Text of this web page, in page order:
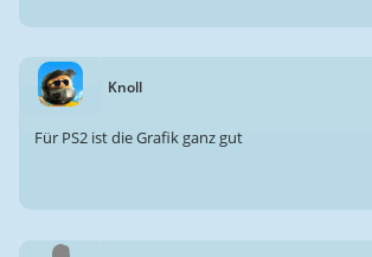
Knoll
Für PS2 ist die Grafik ganz gut